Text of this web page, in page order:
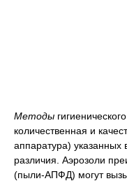
Методы
количественная и
аппаратура)
различия. Аэрозоли
(пыли-АПФД) могут